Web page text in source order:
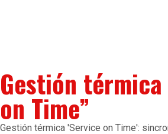
Gestión
on Time”
Gestión térmica 'Service on Time':